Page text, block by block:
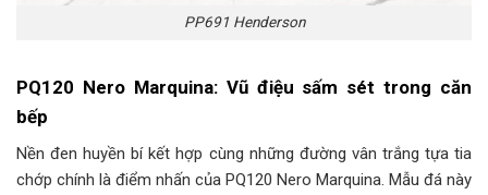
PP691 Henderson
PQ120 Nero Marquina: Vũ điệu sấm sét trong căn
bếp
Nền đen huyền bí kết hợp cùng những đường vân trắng tựa tia
chớp chính là điểm nhấn của PQ120 Nero Marquina. Mẫu đá này